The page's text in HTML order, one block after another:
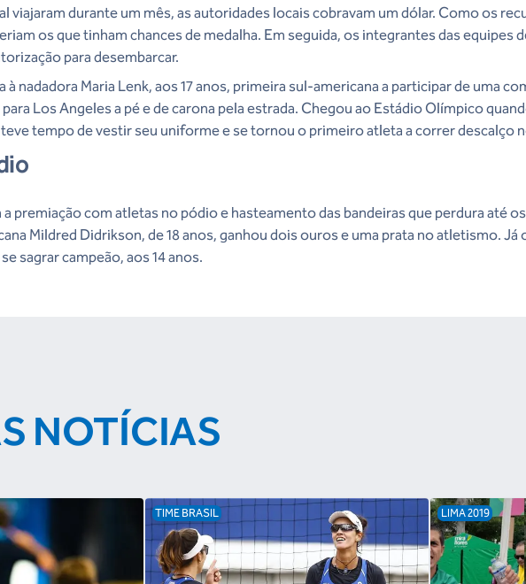
viajaram durante um mês, as autoridades locais cobravam um dólar. Como os
os que tinham chances de medalha. Em seguida, os integrantes das
para desembarcar.
à nadadora Maria Lenk, aos 17 anos, primeira sul-americana a participar de uma
Los Angeles a pé e de carona pela estrada. Chegou ao Estádio Olímpico
teve tempo de vestir seu uniforme e se tornou o primeiro atleta a correr descalço
premiação com atletas no pódio e hasteamento das bandeiras que perdura até
Mildred Didrikson, de 18 anos, ganhou dois ouros e uma prata no atletismo. Já
sagrar campeão, aos 14 anos.
NOTÍCIAS
TIME BRASIL LIMA 2019